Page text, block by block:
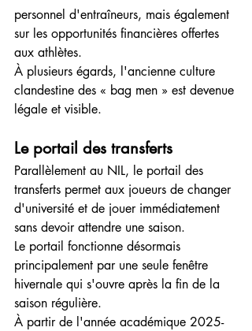
personnel d'entraîneurs, mais également
sur les opportunités financières offertes
aux athlètes.
À plusieurs égards, l'ancienne culture
clandestine des « bag men » est devenue
légale et visible.
Le portail des transferts
Parallèlement au NIL, le portail des
transferts permet aux joueurs de changer
d'université et de jouer immédiatement
sans devoir attendre une saison.
Le portail fonctionne désormais
principalement par une seule fenêtre
hivernale qui s'ouvre après la fin de la
saison régulière.
À partir de l'année académique 2025-